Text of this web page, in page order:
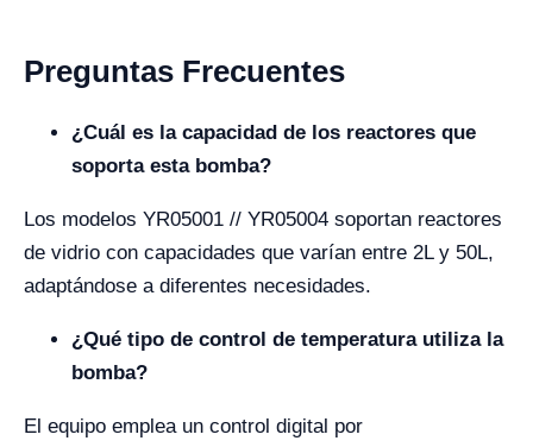
Preguntas Frecuentes
¿Cuál es la capacidad de los reactores que
soporta esta bomba?
Los modelos YR05001 // YR05004 soportan reactores
de vidrio con capacidades que varían entre 2L y 50L,
adaptándose a diferentes necesidades.
¿Qué tipo de control de temperatura utiliza la
bomba?
El equipo emplea un control digital por